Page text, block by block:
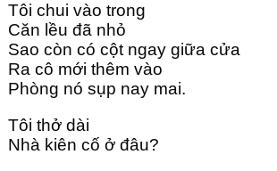
Tôi chui vào trong
Căn lều đã nhỏ
Sao còn có cột ngay giữa cửa
Ra cô mới thêm vào
Phòng nó sụp nay mai.
Tôi thở dài
Nhà kiên cố ở đâu?